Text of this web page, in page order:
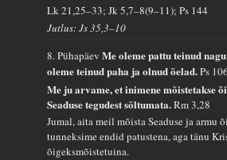
Lk 21,25–33; Jk 5,7–8(9–11); Ps 144
Jutlus: Js 35,3–10
8. PühapäevMe oleme pattu teinud
oleme teinud paha ja olnud õelad.Ps
Me ju arvame, et inimene mõistetakse
Seaduse tegudest sõltumata.Rm 3,28
Jumal, aita meil mõista Seaduse ja armu
tunneksime endid patustena, aga tänu
õigeksmõistetuina.